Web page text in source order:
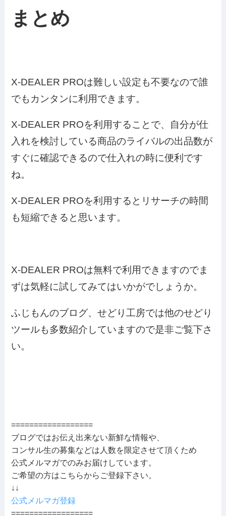
まとめ
X-DEALER PROは難しい設定も不要なので誰
でもカンタンに利用できます。
X-DEALER PROを利用することで、自分が仕
入れを検討している商品のライバルの出品数が
すぐに確認できるので仕入れの時に便利です
ね。
X-DEALER PROを利用するとリサーチの時間
も短縮できると思います。
X-DEALER PROは無料で利用できますのでま
ずは気軽に試してみてはいかがでしょうか。
ふじもんのブログ、せどり工房では他のせどり
ツールも多数紹介していますので是非ご覧下さ
い。
==================
ブログではお伝え出来ない新鮮な情報や、
コンサル生の募集などは人数を限定させて頂くため
公式メルマガでのみお届けしています。
ご希望の方はこちらからご登録下さい。
↓↓
公式メルマガ登録
==================